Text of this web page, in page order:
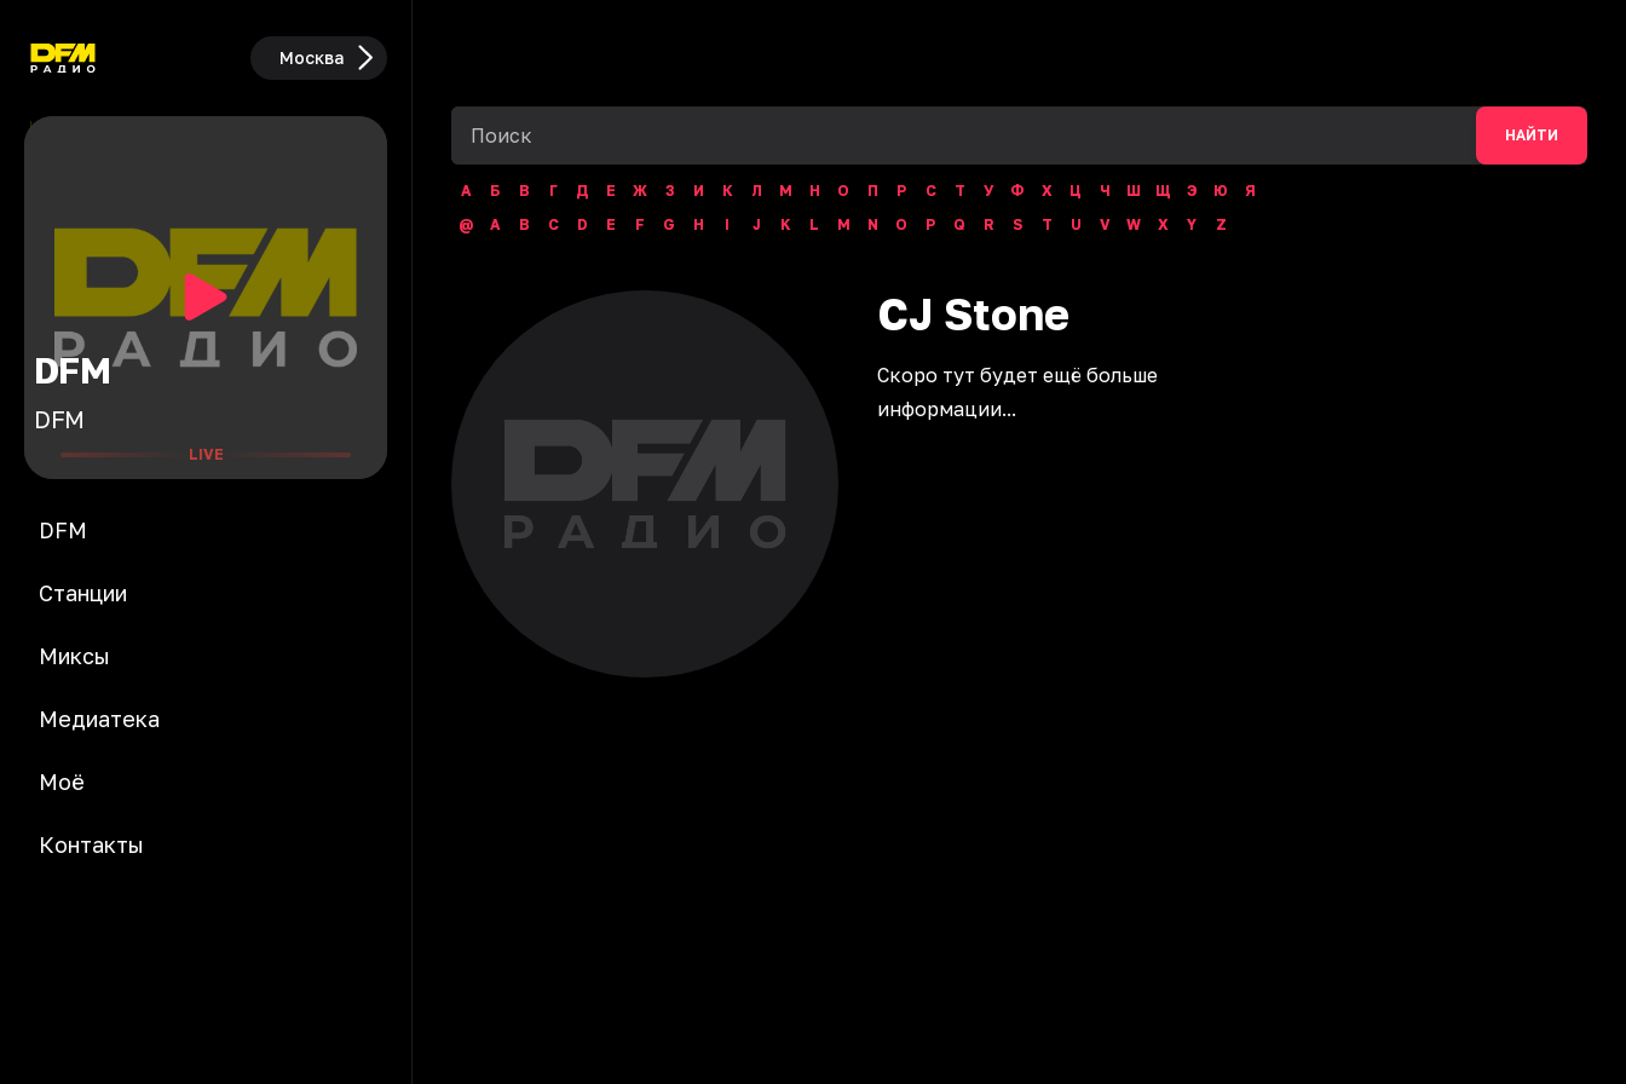
Москва
DFM
DFM
LIVE
DFM
Станции
Миксы
Медиатека
Моё
Контакты
НАЙТИ
А Б В Г Д Е Ж З И К Л М Н О П Р С Т У Ф Х Ц Ч Ш Щ Э Ю
Я
@
A B C D E F G H I J K L M N O P Q R S T U V W X Y Z
CJ Stone
Скоро тут будет ещё больше
информации...